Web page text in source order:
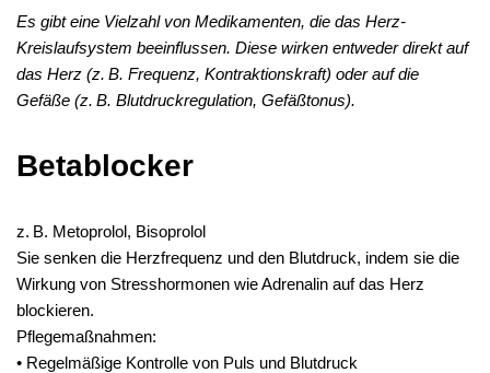
Es gibt eine Vielzahl von Medikamenten, die das Herz-
Kreislaufsystem beeinflussen. Diese wirken entweder direkt auf
das Herz (z. B. Frequenz, Kontraktionskraft) oder auf die
Gefäße (z. B. Blutdruckregulation, Gefäßtonus).
Betablocker
z. B. Metoprolol, Bisoprolol
Sie senken die Herzfrequenz und den Blutdruck, indem sie die
Wirkung von Stresshormonen wie Adrenalin auf das Herz
blockieren.
Pflegemaßnahmen:
• Regelmäßige Kontrolle von Puls und Blutdruck